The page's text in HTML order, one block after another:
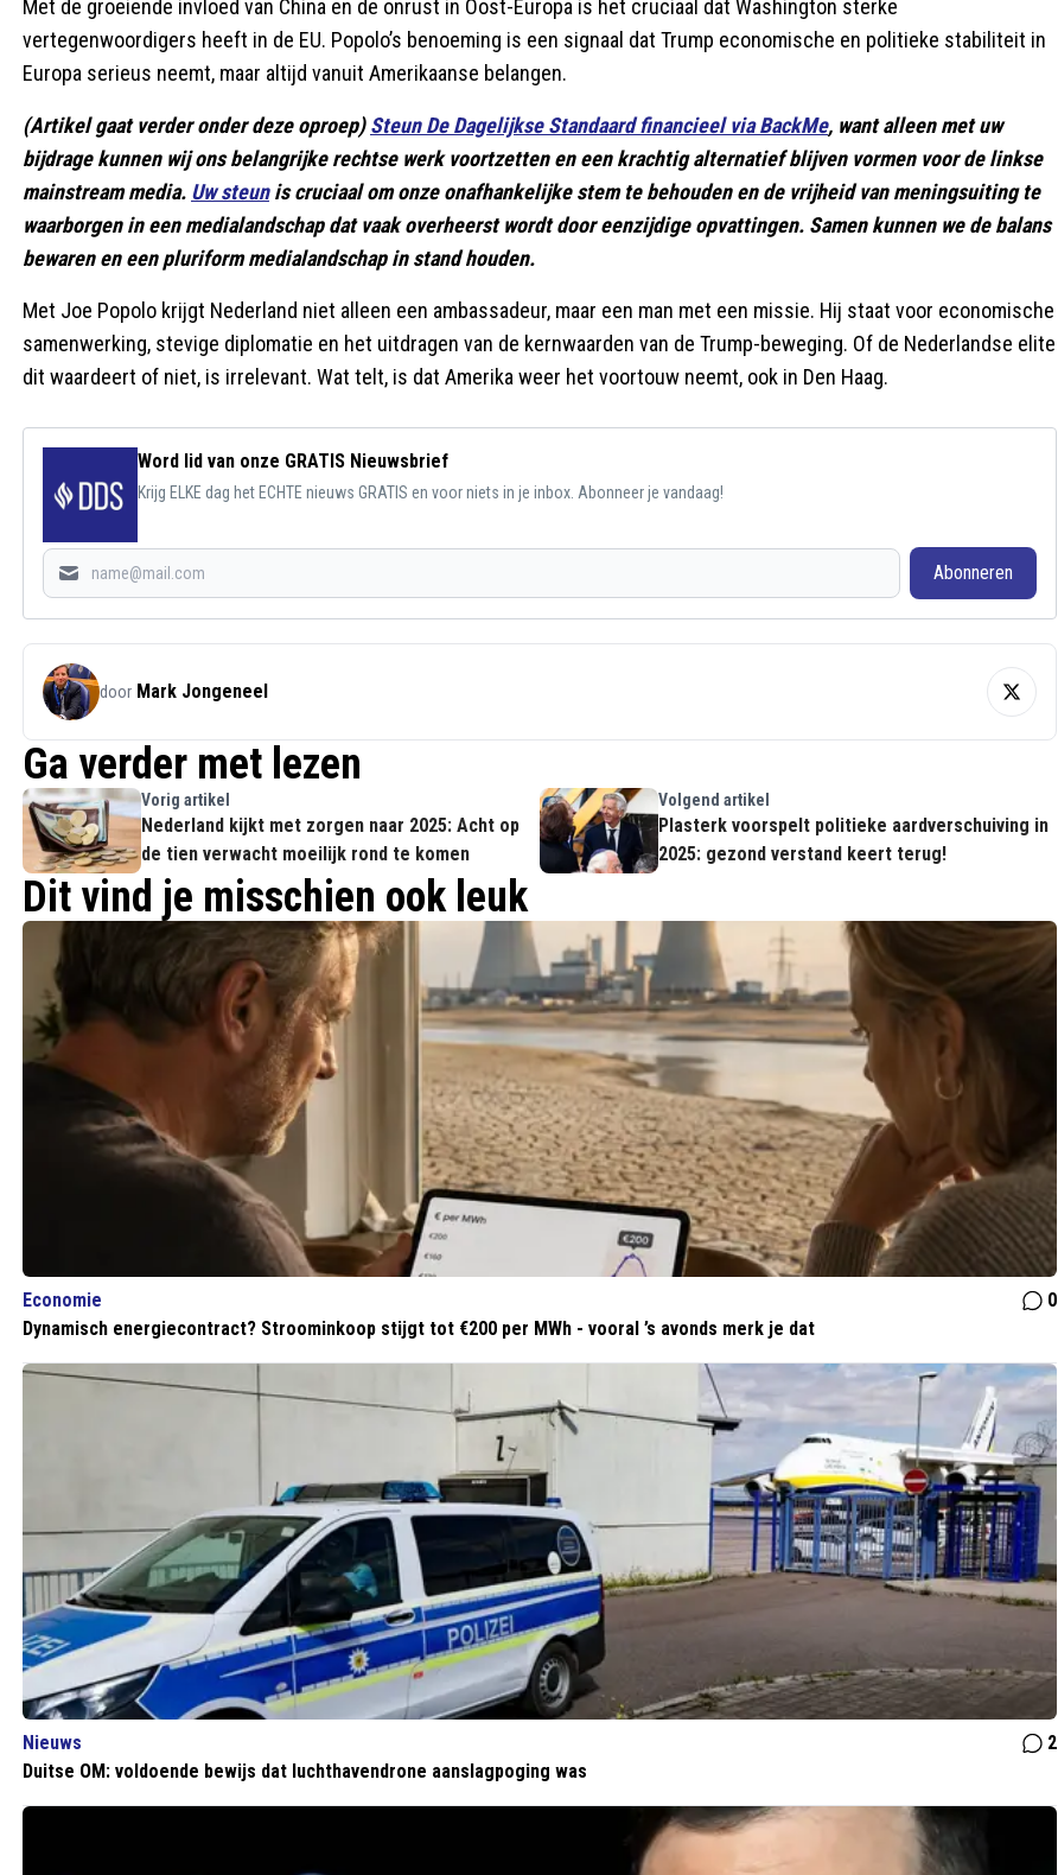
Met de groeiende invloed van China en de onrust in Oost-Europa is het cruciaal dat Washington sterke
vertegenwoordigers heeft in de EU. Popolo’s benoeming is een signaal dat Trump economische en politieke stabiliteit in
Europa serieus neemt, maar altijd vanuit Amerikaanse belangen.
(Artikel gaat verder onder deze oproep)Steun De Dagelijkse Standaard financieel via BackMe, want alleen met uw
bijdrage kunnen wij ons belangrijke rechtse werk voortzetten en een krachtig alternatief blijven vormen voor de linkse
mainstream media. Uw steunis cruciaal om onze onafhankelijke stem te behouden en de vrijheid van meningsuiting te
waarborgen in een medialandschap dat vaak overheerst wordt door eenzijdige opvattingen. Samen kunnen we de balans
bewaren en een pluriform medialandschap in stand houden.
Met Joe Popolo krijgt Nederland niet alleen een ambassadeur, maar een man met een missie. Hij staat voor economische
samenwerking, stevige diplomatie en het uitdragen van de kernwaarden van de Trump-beweging. Of de Nederlandse elite
dit waardeert of niet, is irrelevant. Wat telt, is dat Amerika weer het voortouw neemt, ook in Den Haag.
Word lid van onze GRATIS Nieuwsbrief
Krijg ELKE dag het ECHTE nieuws GRATIS en voor niets in je inbox. Abonneer je vandaag!
Abonneren
door Mark Jongeneel
Ga verder met lezen
Vorig artikel
Nederland kijkt met zorgen naar 2025: Acht op
de tien verwacht moeilijk rond te komen
Volgend artikel
Plasterk voorspelt politieke aardverschuiving in
2025: gezond verstand keert terug!
Dit vind je misschien ook leuk
Economie
0
Dynamisch energiecontract? Stroominkoop stijgt tot €200 per MWh - vooral ’s avonds merk je dat
Nieuws
2
Duitse OM: voldoende bewijs dat luchthavendrone aanslagpoging was